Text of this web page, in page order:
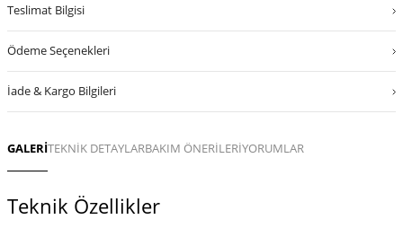
GALERİTEKNİK DETAYLARBAKIM ÖNERİLERİYORUMLAR
Teknik Özellikler
Teslimat Bilgisi
Ödeme Seçenekleri
İade & Kargo Bilgileri